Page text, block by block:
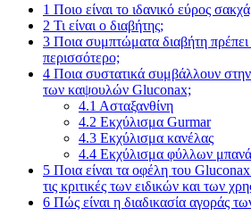
1 Ποιο είναι το ιδανικό εύρος
2 Τι είναι ο διαβήτης;
3 Ποια συμπτώματα διαβήτη
περισσότερο;
4 Ποια συστατικά συμβάλλουν
των καψουλών Gluconax;
4.1 Ασταξανθίνη
4.2 Εκχύλισμα Gurmar
4.3 Εκχύλισμα κανέλας
4.4 Εκχύλισμα φύλλων
5 Ποια είναι τα οφέλη του
τις κριτικές των ειδικών και των
6 Πώς είναι η διαδικασία αγοράς